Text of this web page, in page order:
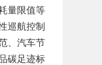
量限值等
巡航控制
、汽车节
碳足迹标